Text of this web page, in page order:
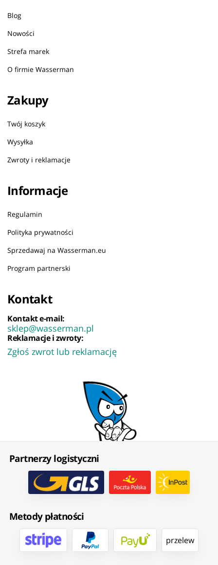
Blog
Nowości
Strefa marek
O firmie Wasserman
Zakupy
Twój koszyk
Wysyłka
Zwroty i reklamacje
Informacje
Regulamin
Polityka prywatności
Sprzedawaj na Wasserman.eu
Program partnerski
Kontakt
Kontakt e-mail:
sklep@wasserman.pl
Reklamacje i zwroty:
Zgłoś zwrot lub reklamację
Partnerzy logistyczni
Metody płatności
przelew